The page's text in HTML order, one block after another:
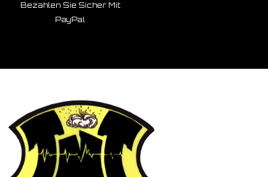
Bezahlen Sie Sicher Mit
PayPal